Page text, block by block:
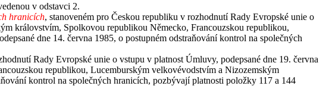
v odstavci 2.
hranicích, stanoveném pro Českou republiku v rozhodnutí Rady Evropské unie o
královstvím, Spolkovou republikou Německo, Francouzskou republikou,
dne 14. června 1985, o postupném odstraňování kontrol na společných
Rady Evropské unie o vstupu v platnost Úmluvy, podepsané dne 19. června
republikou, Lucemburským velkovévodstvím a Nizozemským
kontrol na společných hranicích, pozbývají platnosti položky 117 a 144